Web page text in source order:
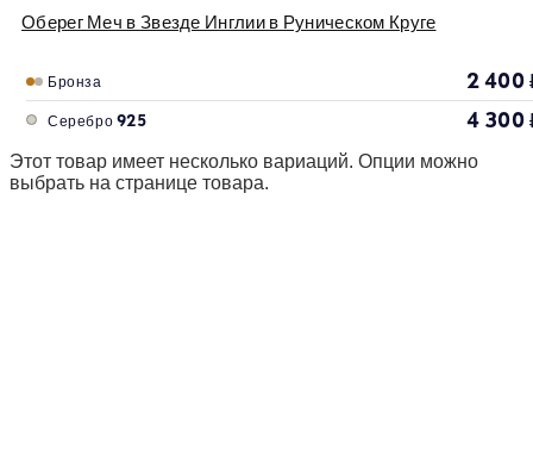
Оберег Меч в Звезде Инглии в Руническом Круге
Бронза 2 400
Серебро 925 4 300
Этот товар имеет несколько вариаций. Опции можно
выбрать на странице товара.